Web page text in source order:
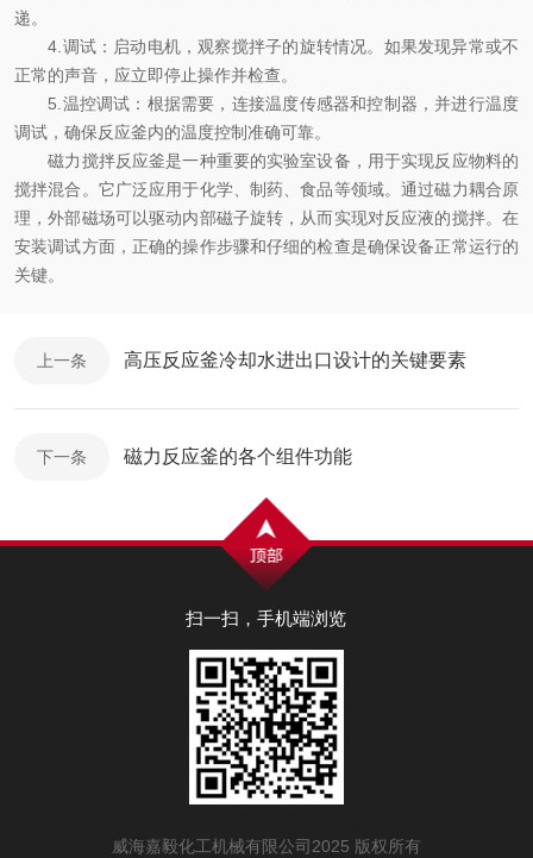
递。
4.调试：启动电机，观察搅拌子的旋转情况。如果发现异常或不
正常的声音，应立即停止操作并检查。
5.温控调试：根据需要，连接温度传感器和控制器，并进行温度
调试，确保反应釜内的温度控制准确可靠。
磁力搅拌反应釜是一种重要的实验室设备，用于实现反应物料的
搅拌混合。它广泛应用于化学、制药、食品等领域。通过磁力耦合原
理，外部磁场可以驱动内部磁子旋转，从而实现对反应液的搅拌。在
安装调试方面，正确的操作步骤和仔细的检查是确保设备正常运行的
关键。
上一条 高压反应釜冷却水进出口设计的关键要素
下一条 磁力反应釜的各个组件功能
扫一扫，手机端浏览
威海嘉毅化工机械有限公司2025 版权所有